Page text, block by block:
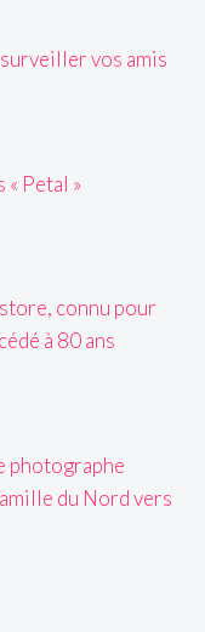
vos amis
Petal »
connu pour
à 80 ans
photographe
du Nord vers